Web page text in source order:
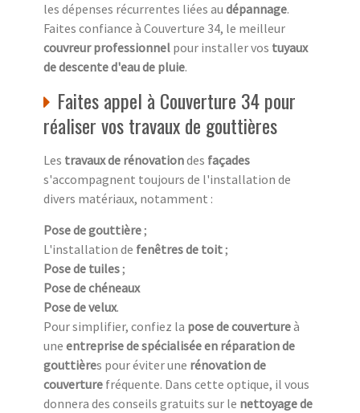
les dépenses récurrentes liées au dépannage.
Faites confiance à Couverture 34, le meilleur
couvreur professionnel pour installer vos tuyaux
de descente d'eau de pluie.
Faites appel à Couverture 34 pour
réaliser vos travaux de gouttières
Les travaux de rénovationdes façades
s'accompagnent toujours de l'installation de
divers matériaux, notamment :
Pose de gouttière;
L'installation de fenêtres de toit;
Pose de tuiles;
Pose de chéneaux
Pose de velux.
Pour simplifier, confiez la pose de couvertureà
une entreprise de spécialisée en réparation de
gouttières pour éviter une rénovation de
couverture fréquente. Dans cette optique, il vous
donnera des conseils gratuits sur le nettoyage de